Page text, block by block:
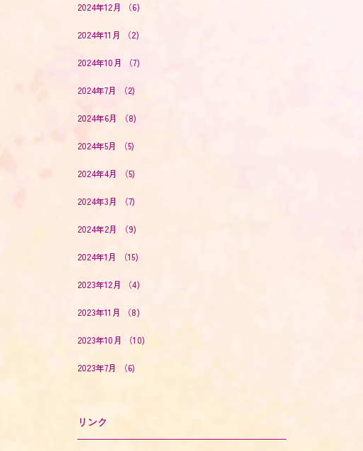
2024年12月 （6)
2024年11月 （2)
2024年10月 （7)
2024年7月 （2)
2024年6月 （8)
2024年5月 （5)
2024年4月 （5)
2024年3月 （7)
2024年2月 （9)
2024年1月 （15)
2023年12月 （4)
2023年11月 （8)
2023年10月 （10)
2023年7月 （6)
リンク